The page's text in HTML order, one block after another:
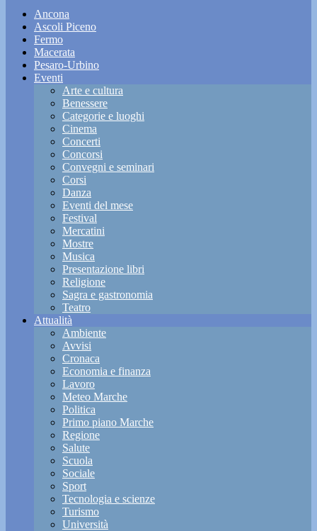
Ancona
Ascoli Piceno
Fermo
Macerata
Pesaro-Urbino
Eventi
Arte e cultura
Benessere
Categorie e luoghi
Cinema
Concerti
Concorsi
Convegni e seminari
Corsi
Danza
Eventi del mese
Festival
Mercatini
Mostre
Musica
Presentazione libri
Religione
Sagra e gastronomia
Teatro
Attualità
Ambiente
Avvisi
Cronaca
Economia e finanza
Lavoro
Meteo Marche
Politica
Primo piano Marche
Regione
Salute
Scuola
Sociale
Sport
Tecnologia e scienze
Turismo
Università